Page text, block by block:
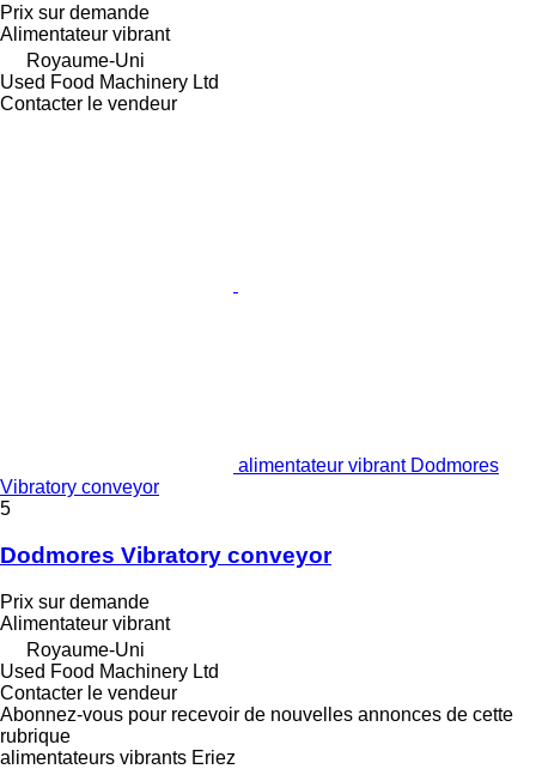
Prix sur demande
Alimentateur vibrant
Royaume-Uni
Used Food Machinery Ltd
Contacter le vendeur
alimentateur vibrant Dodmores
Vibratory conveyor
5
Dodmores Vibratory conveyor
Prix sur demande
Alimentateur vibrant
Royaume-Uni
Used Food Machinery Ltd
Contacter le vendeur
Abonnez-vous pour recevoir de nouvelles annonces de cette
rubrique
alimentateurs vibrants Eriez